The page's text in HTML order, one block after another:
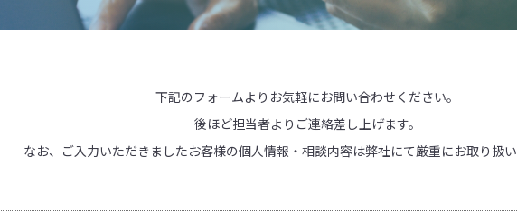
下記のフォームよりお気軽にお問い合わせください。
後ほど担当者よりご連絡差し上げます。
なお、ご入力いただきましたお客様の個人情報・ 相談内容は弊社にて厳重にお取り扱い